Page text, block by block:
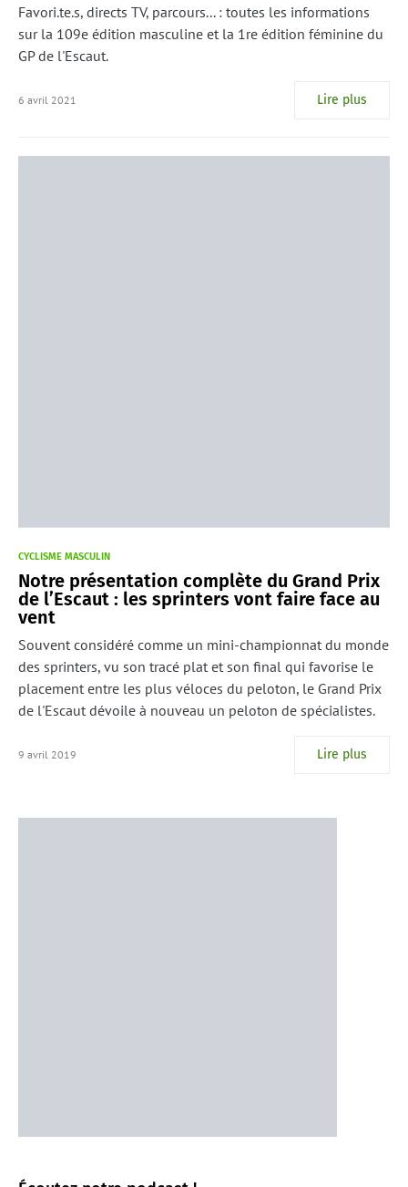
Favori.te.s, directs TV, parcours... : toutes les informations
sur la 109e édition masculine et la 1re édition féminine du
GP de l'Escaut.
6 avril 2021 Lire plus
CYCLISME MASCULIN
Notre présentation complète du Grand Prix
de l’Escaut : les sprinters vont faire face au
vent
Souvent considéré comme un mini-championnat du monde
des sprinters, vu son tracé plat et son final qui favorise le
placement entre les plus véloces du peloton, le Grand Prix
de l'Escaut dévoile à nouveau un peloton de spécialistes.
9 avril 2019 Lire plus